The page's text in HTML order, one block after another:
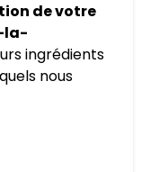
de votre
la-
ingrédients
nous